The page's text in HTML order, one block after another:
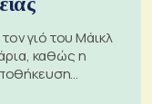
γιό του Μάικλ
καθώς η